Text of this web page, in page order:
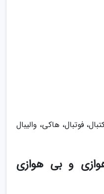
فوتبال، هاکی، والیبال
و بی هوازی